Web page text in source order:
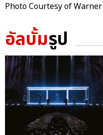
Photo Courtesy of
อัลบั้มรูป